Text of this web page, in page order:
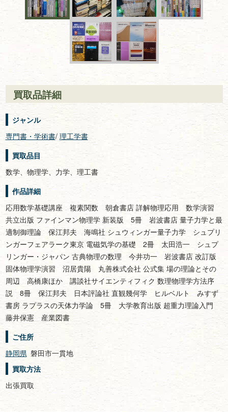
買取品詳細
ジャンル
専門書・学術書/ 理工学書
買取品目
数学、物理学、力学、理工書
作品詳細
応用数学基礎講座 複素関数 朝倉書店 詳解物理応用 数学演習
共立出版 ファインマン物理学 新装版 5冊 岩波書店 量子力学と最
適制御理論 保江邦夫 海鳴社 シュウィンガー量子力学 シュプリ
ンガーフェアラーク東京 電磁気学の基礎 2冊 太田浩一 シュプ
リンガー・ジャパン 古典物理の数理 今井功一 岩波書店 改訂版
固体物理学演習 沼居貴陽 丸善株式会社 公式集 場の理論とその
周辺 高橋康ほか 講談社サイエンティフィク 数理物理学方法序
説 8冊 保江邦夫 日本評論社 直観幾何学 ヒルベルト みすず
書房 ラプラスの天体力学論 5冊 大学教育出版 超重力理論入門
藤井保憲 産業図書
ご住所
静岡県 磐田市一貫地
買取方法
出張買取